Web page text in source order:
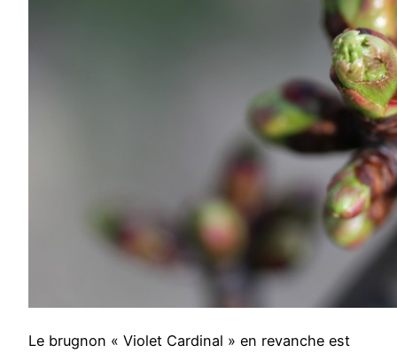
Le brugnon « Violet Cardinal » en revanche est